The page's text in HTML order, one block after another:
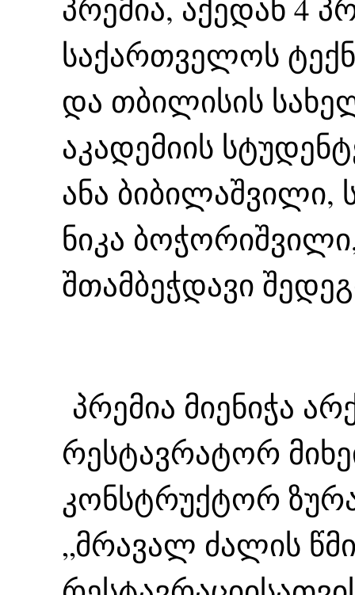
პრემია, აქედან 4
საქართველოს
და თბილისის
აკადემიის
ანა ბიბილაშვილი,
ნიკა
შთამბეჭდავი
პრემია მიენიჭა
რესტავრატორ
კონსტრუქტორ
„მრავალ ძალის